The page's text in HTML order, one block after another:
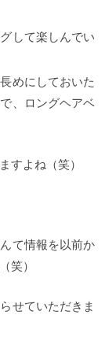
して楽しんでい
めにしておいた
、ロングヘアベ
すよね（笑）
て情報を以前か
笑）
せていただきま